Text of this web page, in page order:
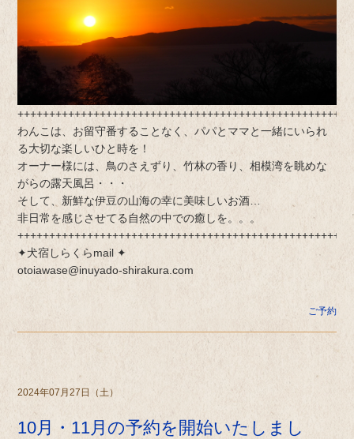
わんこは、お留守番することなく、パパとママと一緒にいられ
る大切な楽しいひと時を！
オーナー様には、鳥のさえずり、竹林の香り、相模湾を眺めな
がらの露天風呂・・・
そして、新鮮な伊豆の山海の幸に美味しいお酒…
非日常を感じさせてる自然の中での癒しを。。。
✦犬宿しらくらmail ✦
otoiawase@inuyado-shirakura.com
ご予約
2024年07月27日（土）
10月・11月の予約を開始いたしまし